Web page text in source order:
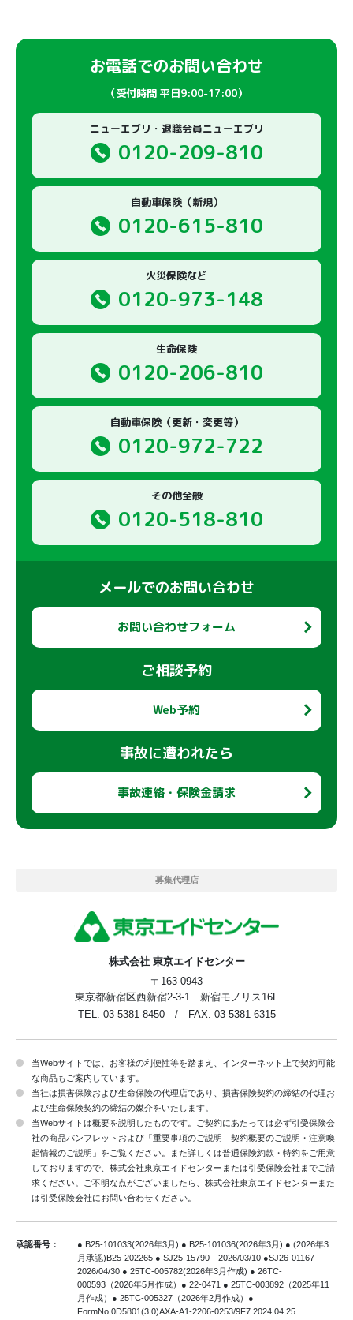
お電話でのお問い合わせ
（受付時間 平日9:00-17:00）
ニューエブリ・退職会員ニューエブリ
0120-209-810
自動車保険（新規）
0120-615-810
火災保険など
0120-973-148
生命保険
0120-206-810
自動車保険（更新・変更等）
0120-972-722
その他全般
0120-518-810
メールでのお問い合わせ
お問い合わせフォーム
ご相談予約
Web予約
事故に遭われたら
事故連絡・保険金請求
募集代理店
株式会社 東京エイドセンター
〒163-0943
東京都新宿区西新宿2-3-1 新宿モノリス16F
TEL. 03-5381-8450 / FAX. 03-5381-6315
当Webサイトでは、お客様の利便性等を踏まえ、インターネット上で契約可能
な商品もご案内しています。
当社は損害保険および生命保険の代理店であり、損害保険契約の締結の代理お
よび生命保険契約の締結の媒介をいたします。
当Webサイトは概要を説明したものです。ご契約にあたっては必ず引受保険会
社の商品パンフレットおよび「重要事項のご説明 契約概要のご説明・注意喚
起情報のご説明」をご覧ください。また詳しくは普通保険約款・特約をご用意
しておりますので、株式会社東京エイドセンターまたは引受保険会社までご請
求ください。ご不明な点がございましたら、株式会社東京エイドセンターまた
は引受保険会社にお問い合わせください。
承認番号：
● B25-101033(2026年3月) ● B25-101036(2026年3月) ● (2026年3
月承認)B25-202265 ● SJ25-15790 2026/03/10 ●SJ26-01167
2026/04/30 ● 25TC-005782(2026年3月作成) ● 26TC-
000593（2026年5月作成）● 22-0471 ● 25TC-003892（2025年11
月作成）● 25TC-005327（2026年2月作成） ●
FormNo.0D5801(3.0)AXA-A1-2206-0253/9F7 2024.04.25